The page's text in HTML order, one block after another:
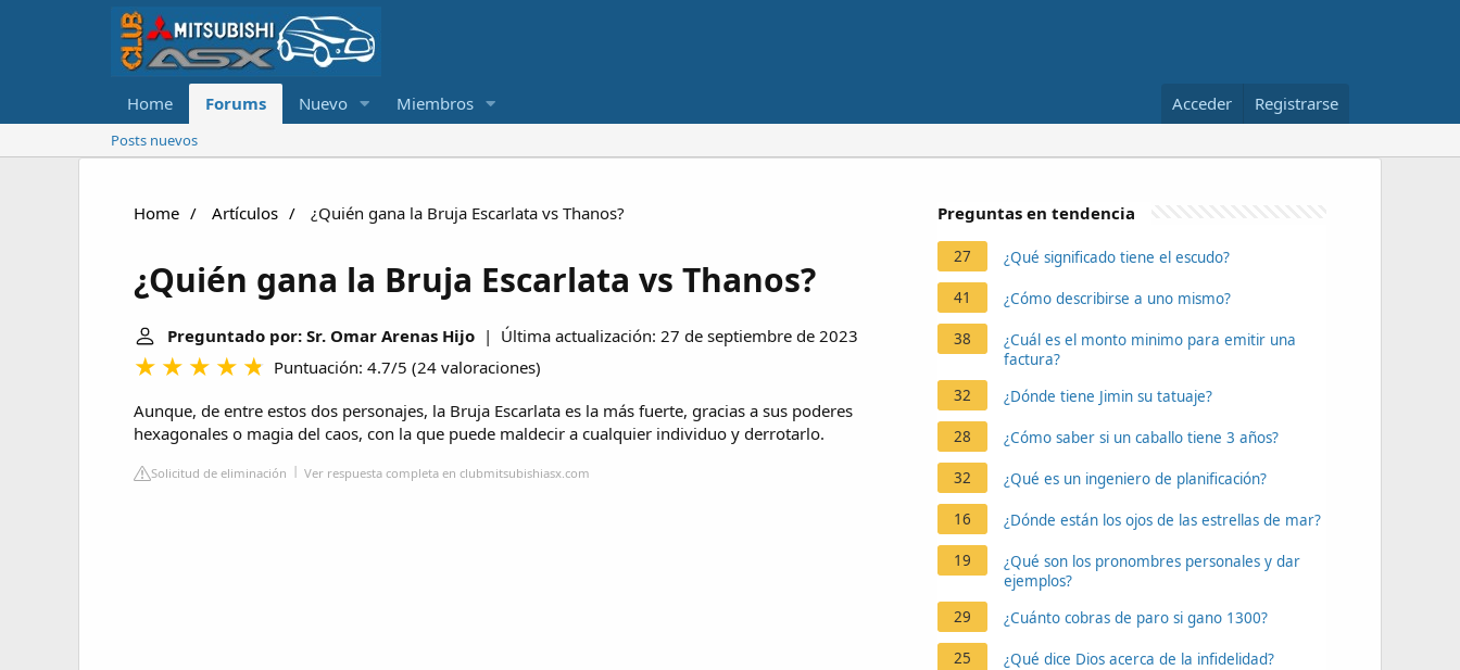
Home Forums Nuevo Miembros Acceder Registrarse
Posts nuevos
Home Artículos ¿Quién gana la Bruja Escarlata vs Thanos?
¿Quién gana la Bruja Escarlata vs Thanos?
Preguntado por: Sr. Omar Arenas Hijo | Última actualización: 27 de septiembre de 2023
Puntuación: 4.7/5 (24 valoraciones)
Aunque, de entre estos dos personajes, la Bruja Escarlata es la más fuerte, gracias a sus poderes
hexagonales o magia del caos, con la que puede maldecir a cualquier individuo y derrotarlo.
Solicitud de eliminación Ver respuesta completa en clubmitsubishiasx.com
Preguntas en tendencia
27 ¿Qué significado tiene el escudo?
41 ¿Cómo describirse a uno mismo?
38
¿Cuál es el monto minimo para emitir una
factura?
32
¿Dónde tiene Jimin su tatuaje?
28 ¿Cómo saber si un caballo tiene 3 años?
32 ¿Qué es un ingeniero de planificación?
16 ¿Dónde están los ojos de las estrellas de mar?
19
¿Qué son los pronombres personales y dar
ejemplos?
29
¿Cuánto cobras de paro si gano 1300?
25 ¿Qué dice Dios acerca de la infidelidad?